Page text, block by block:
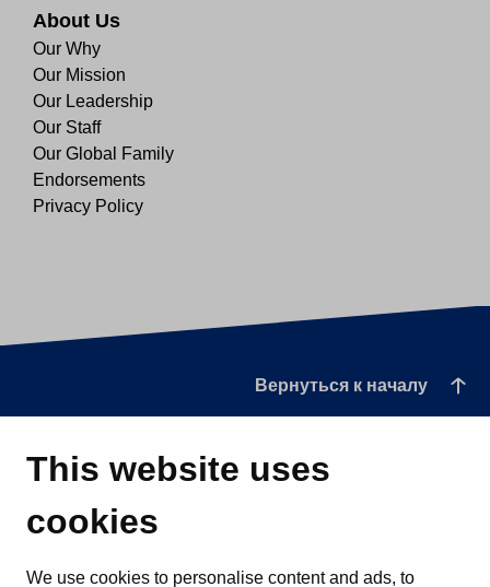
This website uses
cookies
We use cookies to personalise content and ads, to
About Us
Our Why
Our Mission
Our Leadership
Our Staff
Our Global Family
Endorsements
Privacy Policy
Вернуться к началу